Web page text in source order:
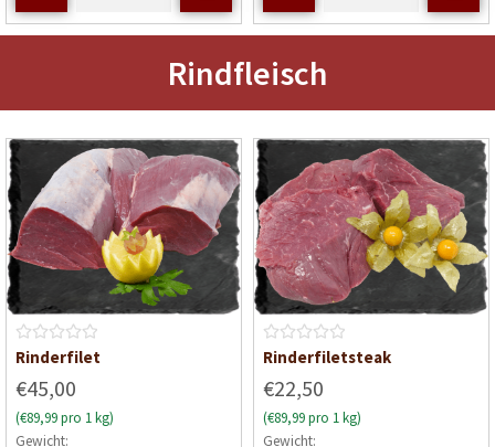
m
i
n
5
m
i
0
n
5
Rindfleisch
B
w
e
Rinderfilet
€45,00
(€89,99 pro 1 kg)
Gewicht:
B
w
e
Rinderfiletsteak
€22,50
(€89,99 pro 1 kg)
Gewicht: